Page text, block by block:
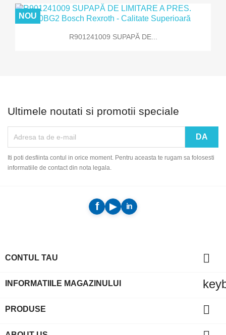
R901241009 SUPAPĂ DE...
NOU
Ultimele noutati si promotii speciale
Iti poti desfiinta contul in orice moment. Pentru aceasta te rugam sa folosesti
informatiile de contact din nota legala.
CONTUL TAU 
INFORMATIILE MAGAZINULUI
PRODUSE 